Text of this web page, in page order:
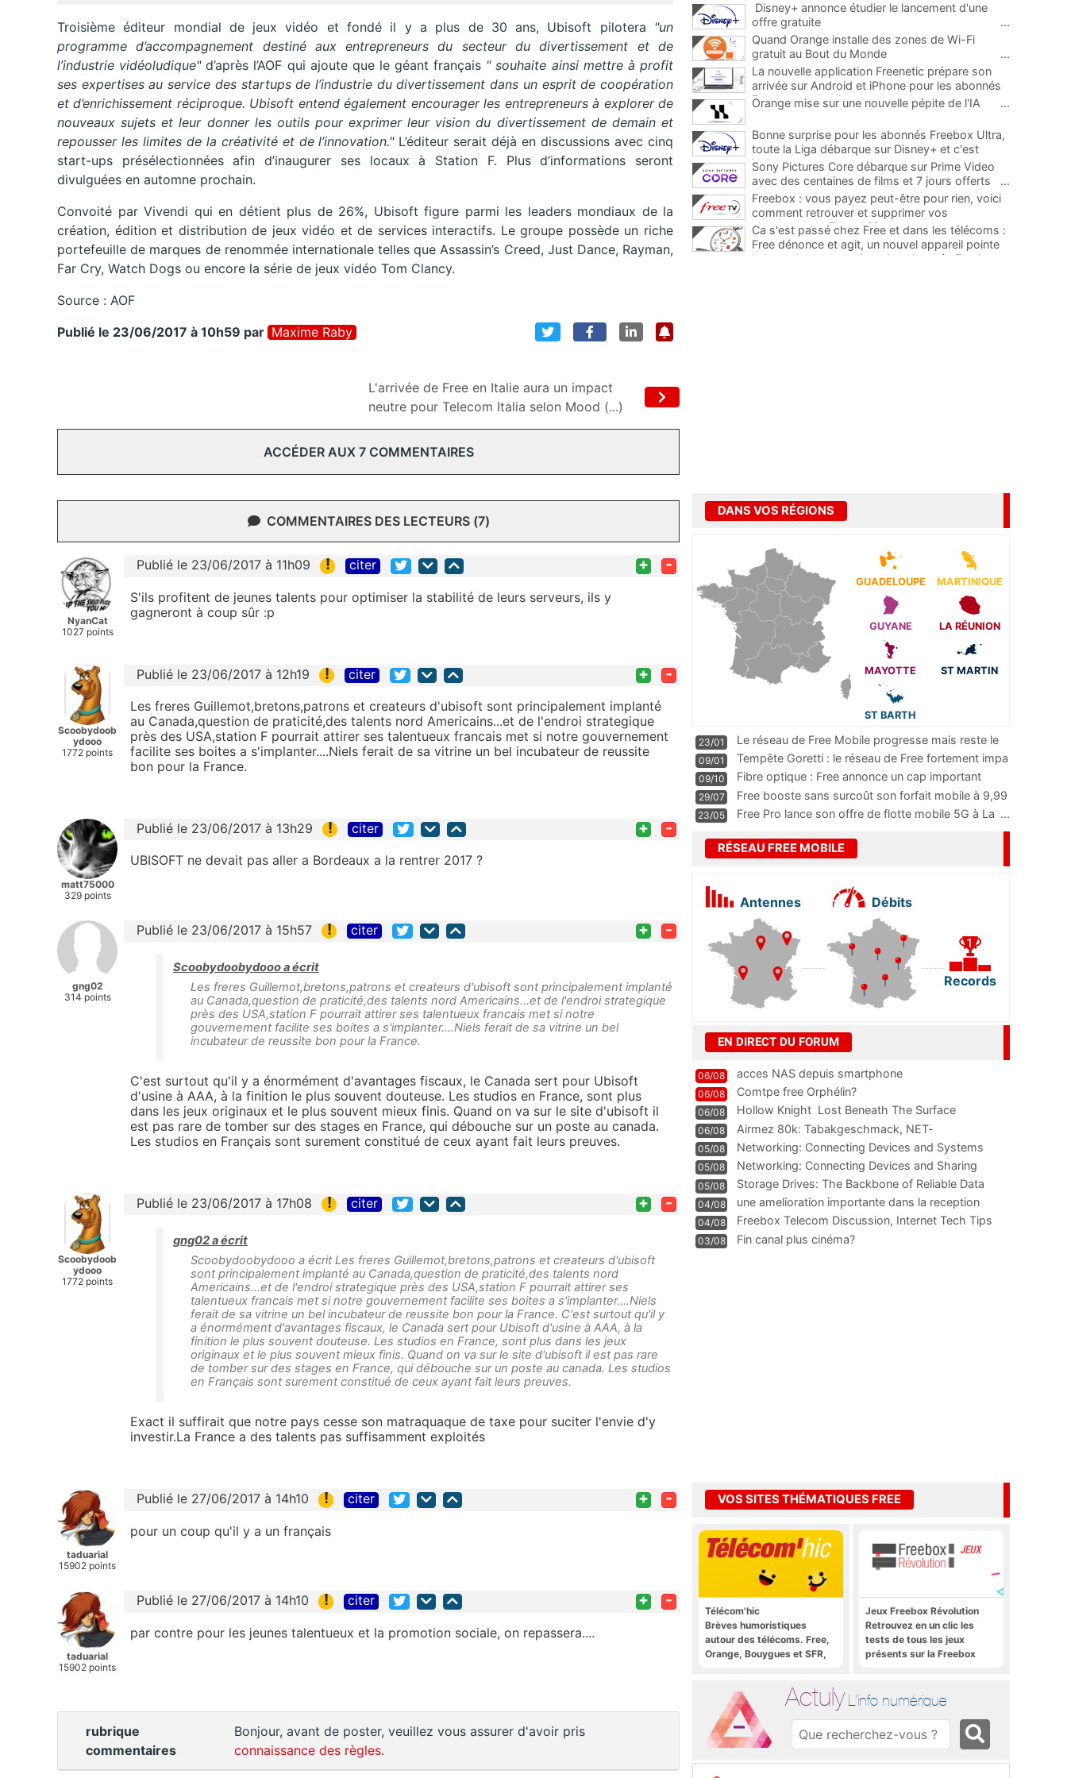
Troisième éditeur mondial de jeux vidéo et fondé il y a plus de 30 ans, Ubisoft pilotera "un
programme d’accompagnement destiné aux entrepreneurs du secteur du divertissement et de
l’industrie vidéoludique"d’après l’AOF qui ajoute que le géant français " souhaite ainsi mettre à profit
ses expertises au service des startups de l’industrie du divertissement dans un esprit de coopération
et d’enrichissement réciproque. Ubisoft entend également encourager les entrepreneurs à explorer de
nouveaux sujets et leur donner les outils pour exprimer leur vision du divertissement de demain et
repousser les limites de la créativité et de l’innovation."L’éditeur serait déjà en discussions avec cinq
start-ups présélectionnées afin d’inaugurer ses locaux à Station F. Plus d’informations seront
divulguées en automne prochain.
Convoité par Vivendi qui en détient plus de 26%, Ubisoft figure parmi les leaders mondiaux de la
création, édition et distribution de jeux vidéo et de services interactifs. Le groupe possède un riche
portefeuille de marques de renommée internationale telles que Assassin’s Creed, Just Dance, Rayman,
Far Cry, Watch Dogs ou encore la série de jeux vidéo Tom Clancy.
Source : AOF
Publié le 23/06/2017 à 10h59 par Maxime Raby
L'arrivée de Free en Italie aura un impact
neutre pour Telecom Italia selon Mood (...)
ACCÉDER AUX 7 COMMENTAIRES
COMMENTAIRES DES LECTEURS (7)
NyanCat
1027 points
Publié le 23/06/2017 à 11h09 ! citer + -
S'ils profitent de jeunes talents pour optimiser la stabilité de leurs serveurs, ils y
gagneront à coup sûr :p
Scoobydoob
ydooo
1772 points
Publié le 23/06/2017 à 12h19 ! citer + -
Les freres Guillemot,bretons,patrons et createurs d'ubisoft sont principalement implanté
au Canada,question de praticité,des talents nord Americains...et de l'endroi strategique
près des USA,station F pourrait attirer ses talentueux francais met si notre gouvernement
facilite ses boites a s'implanter....Niels ferait de sa vitrine un bel incubateur de reussite
bon pour la France.
matt75000
329 points
Publié le 23/06/2017 à 13h29 ! citer + -
UBISOFT ne devait pas aller a Bordeaux a la rentrer 2017 ?
gng02
314 points
Publié le 23/06/2017 à 15h57 ! citer + -
Scoobydoobydooo a écrit
Les freres Guillemot,bretons,patrons et createurs d'ubisoft sont principalement implanté
au Canada,question de praticité,des talents nord Americains...et de l'endroi strategique
près des USA,station F pourrait attirer ses talentueux francais met si notre
gouvernement facilite ses boites a s'implanter....Niels ferait de sa vitrine un bel
incubateur de reussite bon pour la France.
C'est surtout qu'il y a énormément d'avantages fiscaux, le Canada sert pour Ubisoft
d'usine à AAA, à la finition le plus souvent douteuse. Les studios en France, sont plus
dans les jeux originaux et le plus souvent mieux finis. Quand on va sur le site d'ubisoft il
est pas rare de tomber sur des stages en France, qui débouche sur un poste au canada.
Les studios en Français sont surement constitué de ceux ayant fait leurs preuves.
Scoobydoob
ydooo
1772 points
Publié le 23/06/2017 à 17h08 ! citer + -
gng02 a écrit
Scoobydoobydooo a écrit Les freres Guillemot,bretons,patrons et createurs d'ubisoft
sont principalement implanté au Canada,question de praticité,des talents nord
Americains...et de l'endroi strategique près des USA,station F pourrait attirer ses
talentueux francais met si notre gouvernement facilite ses boites a s'implanter....Niels
ferait de sa vitrine un bel incubateur de reussite bon pour la France. C'est surtout qu'il y
a énormément d'avantages fiscaux, le Canada sert pour Ubisoft d'usine à AAA, à la
finition le plus souvent douteuse. Les studios en France, sont plus dans les jeux
originaux et le plus souvent mieux finis. Quand on va sur le site d'ubisoft il est pas rare
de tomber sur des stages en France, qui débouche sur un poste au canada. Les studios
en Français sont surement constitué de ceux ayant fait leurs preuves.
Exact il suffirait que notre pays cesse son matraquaque de taxe pour suciter l'envie d'y
investir.La France a des talents pas suffisamment exploités
taduarial
15902 points
Publié le 27/06/2017 à 14h10 ! citer + -
pour un coup qu'il y a un français
taduarial
15902 points
Publié le 27/06/2017 à 14h10 ! citer + -
par contre pour les jeunes talentueux et la promotion sociale, on repassera....
rubrique
commentaires
Bonjour, avant de poster, veuillez vous assurer d'avoir pris
connaissance des règles.
Disney+ annonce étudier le lancement d'une
offre gratuite
...
Quand Orange installe des zones de Wi-Fi
gratuit au Bout du Monde
...
La nouvelle application Freenetic prépare son
arrivée sur Android et iPhone pour les abonnés
Freebox, testez la
Orange mise sur une nouvelle pépite de l'IA ...
Bonne surprise pour les abonnés Freebox Ultra,
toute la Liga débarque sur Disney+ et c'est
inclus
Sony Pictures Core débarque sur Prime Video
avec des centaines de films et 7 jours offerts
...
Freebox : vous payez peut-être pour rien, voici
comment retrouver et supprimer vos
abonnements TV oubliés
...
Ca s'est passé chez Free et dans les télécoms :
Free dénonce et agit, un nouvel appareil pointe
le bout de son nez chez des abonnés Freebox...
DANS VOS RÉGIONS
GUADELOUPE MARTINIQUE
GUYANE LA RÉUNION
MAYOTTE ST MARTIN
ST BARTH
23/01
Le réseau de Free Mobile progresse mais reste le
m
...
09/01
Tempête Goretti : le réseau de Free fortement impa
09/10
Fibre optique : Free annonce un cap important
pass
...
29/07
Free booste sans surcoût son forfait mobile à 9,99
23/05 Free Pro lance son offre de flotte mobile 5G à La ...
RÉSEAU FREE MOBILE
Antennes Débits
Records
EN DIRECT DU FORUM
06/08 acces NAS depuis smartphone
06/08 Comtpe free Orphélin?
06/08 Hollow Knight  Lost Beneath The Surface
06/08
Airmez 80k: Tabakgeschmack, NET-
Technologie und Leistung im
05/08 Networking: Connecting Devices and Systems
05/08
Networking: Connecting Devices and Sharing
Information
05/08
Storage Drives: The Backbone of Reliable Data
Management
04/08
une amelioration importante dans la reception
WIFI
04/08
Freebox Telecom Discussion, Internet Tech Tips
Communi
03/08 Fin canal plus cinéma?
VOS SITES THÉMATIQUES FREE
Télécom'hic
Brèves humoristiques
autour des télécoms. Free,
Orange, Bouygues et SFR,
Jeux Freebox Révolution
Retrouvez en un clic les
tests de tous les jeux
présents sur la Freebox
Actuly L'info numérique